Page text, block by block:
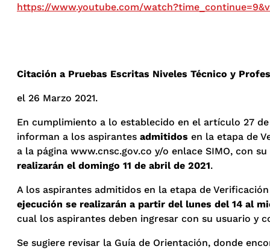
https://www.youtube.com/
Citación a Pruebas Escritas Niveles Técnico y
el 26 Marzo 2021.
En cumplimiento a lo establecido en el artículo 27
informan a los aspirantes admitidos en la etapa de
a la página www.cnsc.gov.co y/o enlace SIMO, con
realizarán el domingo 11 de abril de 2021.
A los aspirantes admitidos en la etapa de
ejecución se realizarán a partir del lunes del 14 al
cual los aspirantes deben ingresar con su usuario y
Se sugiere revisar la Guía de Orientación, donde